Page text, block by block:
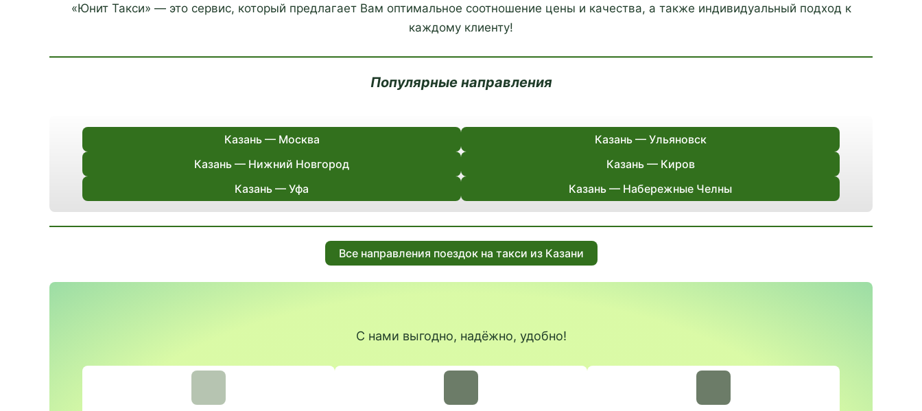
«Юнит Такси» — это сервис, который предлагает Вам оптимальное соотношение цены и качества, а также индивидуальный подход к
каждому клиенту!
Популярные направления
Казань — Москва
Казань — Нижний Новгород
Казань — Уфа
Казань — Ульяновск
Казань — Киров
Казань — Набережные Челны
Все направления поездок на такси из Казани
С нами выгодно, надёжно, удобно!